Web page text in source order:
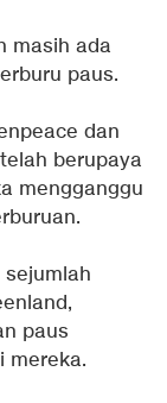
masih ada
paus.
dan
berupaya
mengganggu
paus
mereka.